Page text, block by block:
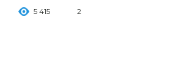
5 415 2